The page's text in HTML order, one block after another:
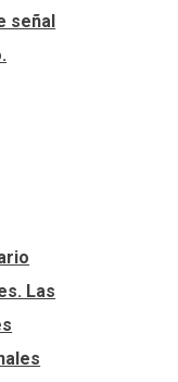
señal
Las